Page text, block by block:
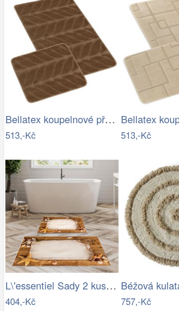
Bellatex koupelnové předložky SADA BANY…
513,-Kč 513,-Kč
L\'essentiel Sady 2 kusů koupelnových…
404,-Kč 757,-Kč